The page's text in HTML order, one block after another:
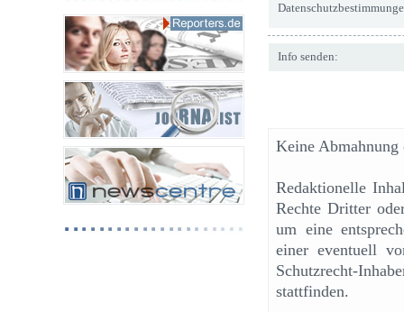
Info senden:
Keine
Redaktionelle
Rechte Dritter
um eine
einer eventuell
Schutzrecht-
stattfinden.